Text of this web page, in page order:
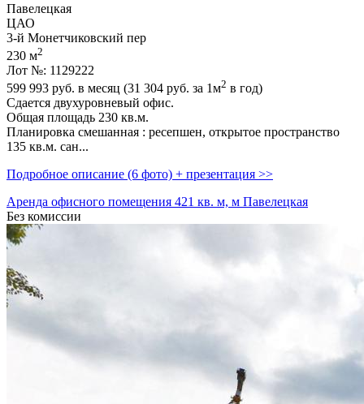
Павелецкая
ЦАО
3-й Монетчиковский пер
230 м2
Лот №: 1129222
599 993 руб. в месяц (31 304 руб. за 1м2 в год)
Сдается двухуровневый офис.
Общая площадь 230 кв.м.
Планировка смешанная : ресепшен,­ открытое пространство
135 кв.м. сан...
Подробное описание (6 фото) + презентация >>
Аренда офисного помещения 421 кв. м, м Павелецкая
Без комиссии